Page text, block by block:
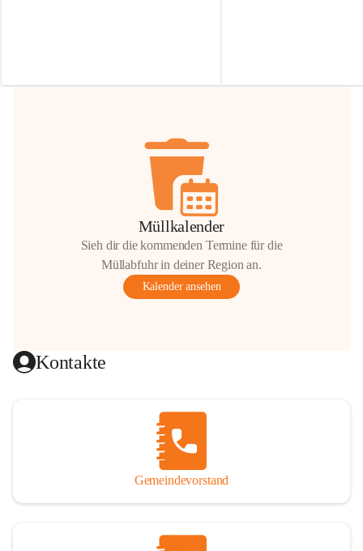
Hilfsbereitschaft!
Müllkalender
Sieh dir die kommenden Termine für die
Müllabfuhr in deiner Region an.
Kalender ansehen
Kontakte
Gemeindevorstand